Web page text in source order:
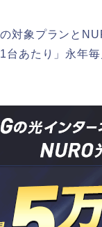
対象プランと
台あたり」永年